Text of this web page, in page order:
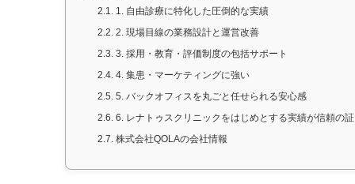
2.1.
1. 自由診療に特化した圧倒的な実績
2.2. 2. 現場目線の業務設計と運営改善
2.3. 3. 採用・教育・評価制度の包括サポート
2.4. 4. 集患・マーケティングに強い
2.5. 5. バックオフィスを丸ごと任せられる安心感
2.6. 6. レナトゥスクリニックをはじめとする実績が信頼の証
2.7. 株式会社QOLAの会社情報